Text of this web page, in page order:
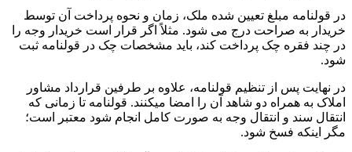
در قولنامه مبلغ تعیین شده ملک، زمان و نحوه پرداخت آن توسط
خریدار به صراحت درج می شود. مثلاً اگر قرار است خریدار وجه را
در چند فقره چک پرداخت کند، باید مشخصات چک در قولنامه ثبت
شود.
در نهایت پس از تنظیم قولنامه، علاوه بر طرفین قرارداد مشاور
املاک به همراه دو شاهد آن را امضا میکنند. قولنامه تا زمانی که
انتقال سند و انتقال وجه به صورت کامل انجام شود معتبر است؛
مگر اینکه فسخ شود.